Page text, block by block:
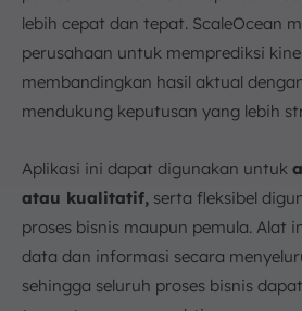
lebih cepat dan tepat. ScaleOcean
perusahaan untuk memprediksi
membandingkan hasil aktual
mendukung keputusan yang lebih
Aplikasi ini dapat digunakan untuk
atau kualitatif, serta fleksibel
proses bisnis maupun pemula. Alat
data dan informasi secara
sehingga seluruh proses bisnis